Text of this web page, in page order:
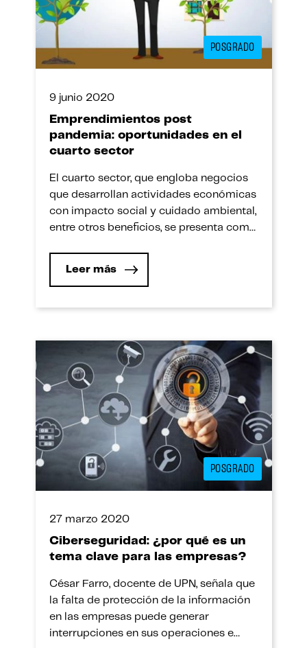
POSGRADO
9 junio 2020
Emprendimientos post
pandemia: oportunidades en el
cuarto sector
El cuarto sector, que engloba negocios
que desarrollan actividades económicas
con impacto social y cuidado ambiental,
entre otros beneficios, se presenta como
diagnóstico sobre el estado en que
pandemia es conocido y no hace falta
Leer más
POSGRADO
27 marzo 2020
Ciberseguridad: ¿por qué es un
tema clave para las empresas?
César Farro, docente de UPN, señala que
la falta de protección de la información
en las empresas puede generar
interrupciones en sus operaciones e